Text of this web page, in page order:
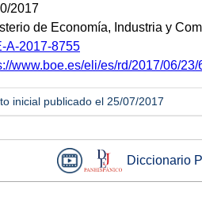
2017
de Economía, Industria y
A-2017-8755
www.boe.es/eli/es/rd/2017/06/23/
inicial publicado el 25/07/2017
Diccionario